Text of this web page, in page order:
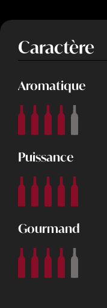
Caractère
Aromatique
Puissance
Gourmand